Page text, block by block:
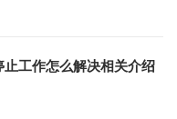
工作怎么解决相关介绍